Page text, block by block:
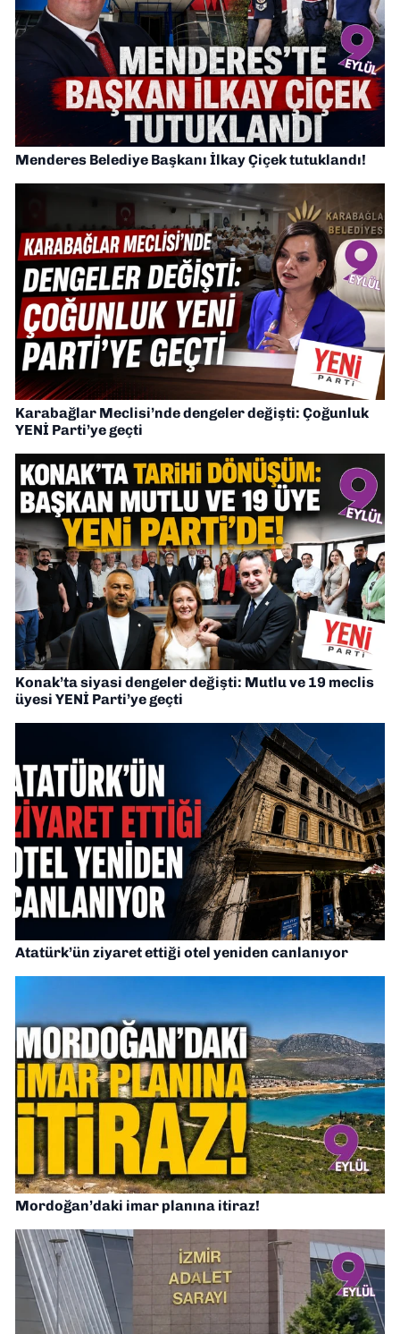
Menderes Belediye Başkanı İlkay Çiçek tutuklandı!
Karabağlar Meclisi’nde dengeler değişti: Çoğunluk
YENİ Parti’ye geçti
Konak’ta siyasi dengeler değişti: Mutlu ve 19 meclis
üyesi YENİ Parti’ye geçti
Atatürk’ün ziyaret ettiği otel yeniden canlanıyor
Mordoğan’daki imar planına itiraz!